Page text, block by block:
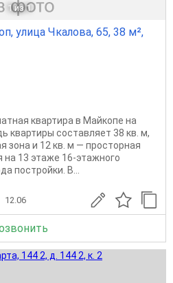
1 из 1
улица Чкалова, 65, 38 м²,
квартира в Майкопе на
квартиры составляет 38 кв. м,
зона и 12 кв. м — просторная
на 13 этаже 16-этажного
постройки. В...
12.06